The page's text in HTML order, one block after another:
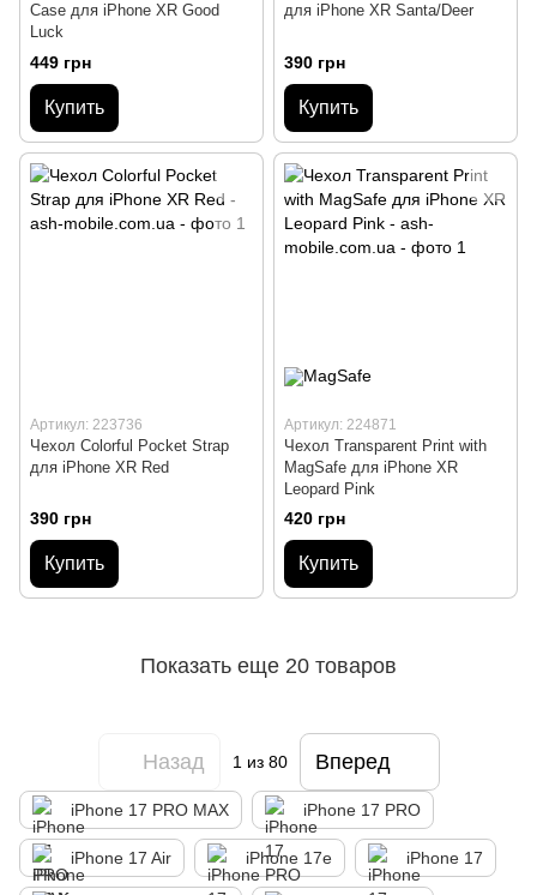
Case для iPhone XR Good
Luck
449 грн
Купить
для iPhone XR Santa/Deer
390 грн
Купить
Артикул: 223736
Чехол Colorful Pocket Strap
для iPhone XR Red
390 грн
Купить
Артикул: 224871
Чехол Transparent Print with
MagSafe для iPhone XR
Leopard Pink
420 грн
Купить
Показать еще 20 товаров
Назад 1из 80 Вперед
iPhone 17 PRO MAX iPhone 17 PRO
iPhone 17 Air iPhone 17e iPhone 17